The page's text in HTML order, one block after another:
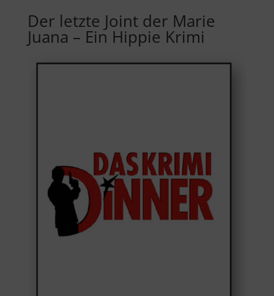
Der letzte Joint der Marie
Juana – Ein Hippie Krimi